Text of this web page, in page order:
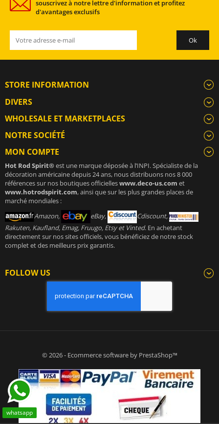
souscrivez à notre lettre d'information et profitez
d'avantages exclusifs
STORE INFORMATION
DIVERS
WHOLESALE ET MARKETPLACES
NOTRE SOCIÉTÉ
MON COMPTE
Hot Rod Spirit®est une marque déposée à l’INPI. Spécialiste de la
décoration américaine depuis 24 ans, nous distribuons nos 8 000
références sur nos boutiques officielleswww.deco-us.com et
www.hotrodspirit.com, ainsi que sur les plus grandes places de
marché mondiales :
Amazon,
eBay,
Cdiscount,
Rakuten, Kaufland, Emag, Fruugo, Etsy et Vinted. En achetant
directement sur nos sites officiels, vous bénéficiez de notre stock
complet et des meilleurs prix garantis.
FOLLOW US
whatsapp
© 2026 - Ecommerce software by PrestaShop™